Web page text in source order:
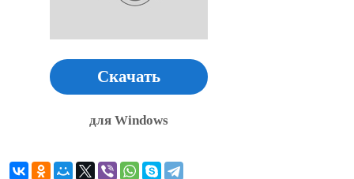
Скачать
для Windows